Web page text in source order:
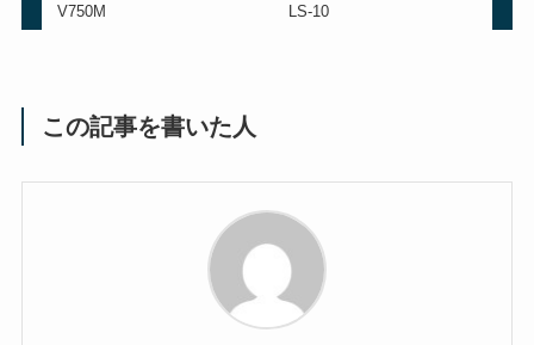
V750M
LS-10
この記事を書いた人